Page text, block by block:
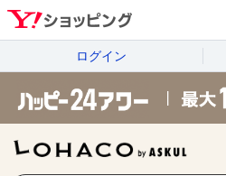
ログイン